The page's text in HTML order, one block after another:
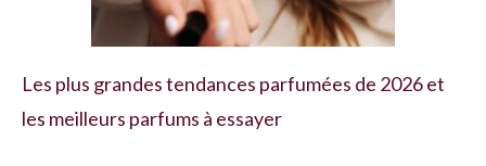
Les plus grandes tendances parfumées de 2026 et
les meilleurs parfums à essayer